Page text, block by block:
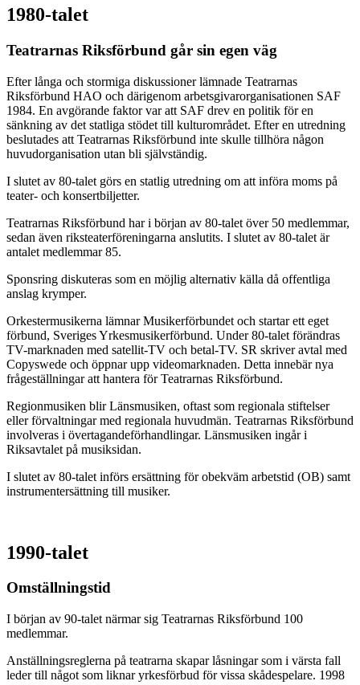
1980-talet
Teatrarnas Riksförbund går sin egen väg
Efter långa och stormiga diskussioner lämnade Teatrarnas
Riksförbund HAO och därigenom arbetsgivarorganisationen SAF
1984. En avgörande faktor var att SAF drev en politik för en
sänkning av det statliga stödet till kulturområdet. Efter en utredning
beslutades att Teatrarnas Riksförbund inte skulle tillhöra någon
huvudorganisation utan bli självständig.
I slutet av 80-talet görs en statlig utredning om att införa moms på
teater- och konsertbiljetter.
Teatrarnas Riksförbund har i början av 80-talet över 50 medlemmar,
sedan även riksteaterföreningarna anslutits. I slutet av 80-talet är
antalet medlemmar 85.
Sponsring diskuteras som en möjlig alternativ källa då offentliga
anslag krymper.
Orkestermusikerna lämnar Musikerförbundet och startar ett eget
förbund, Sveriges Yrkesmusikerförbund. Under 80-talet förändras
TV-marknaden med satellit-TV och betal-TV. SR skriver avtal med
Copyswede och öppnar upp videomarknaden. Detta innebär nya
frågeställningar att hantera för Teatrarnas Riksförbund.
Regionmusiken blir Länsmusiken, oftast som regionala stiftelser
eller förvaltningar med regionala huvudmän. Teatrarnas Riksförbund
involveras i övertagandeförhandlingar. Länsmusiken ingår i
Riksavtalet på musiksidan.
I slutet av 80-talet införs ersättning för obekväm arbetstid (OB) samt
instrumentersättning till musiker.
1990-talet
Omställningstid
I början av 90-talet närmar sig Teatrarnas Riksförbund 100
medlemmar.
Anställningsreglerna på teatrarna skapar låsningar som i värsta fall
leder till något som liknar yrkesförbud för vissa skådespelare. 1998